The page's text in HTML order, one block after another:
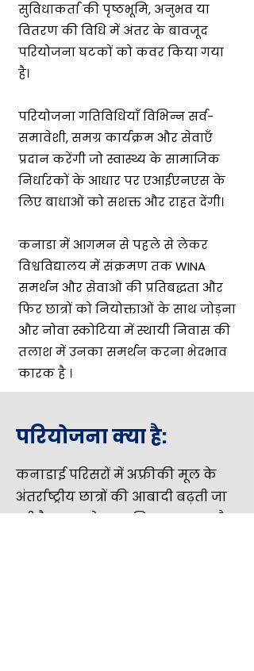
सुविधाकर्ता की पृष्ठभूमि, अनुभव या
वितरण की विधि में अंतर के बावजूद
परियोजना घटकों को कवर किया गया
है।
परियोजना गतिविधियाँ विभिन्न सर्व-
समावेशी, समग्र कार्यक्रम और सेवाएँ
प्रदान करेंगी जो स्वास्थ्य के सामाजिक
निर्धारकों के आधार पर एआईएनएस के
लिए बाधाओं को सशक्त और राहत देंगी।
कनाडा में आगमन से पहले से लेकर
विश्वविद्यालय में संक्रमण तक WINA
समर्थन और सेवाओं की प्रतिबद्धता और
फिर छात्रों को नियोक्ताओं के साथ जोड़ना
और नोवा स्कोटिया में स्थायी निवास की
तलाश में उनका समर्थन करना भेदभाव
कारक है ।
परियोजना क्या है:
कनाडाई परिसरों में अफ़्रीकी मूल के
अंतर्राष्ट्रीय छात्रों की आबादी बढ़ती जा
रही है। WINA के मानसिक स्वास्थ्य और